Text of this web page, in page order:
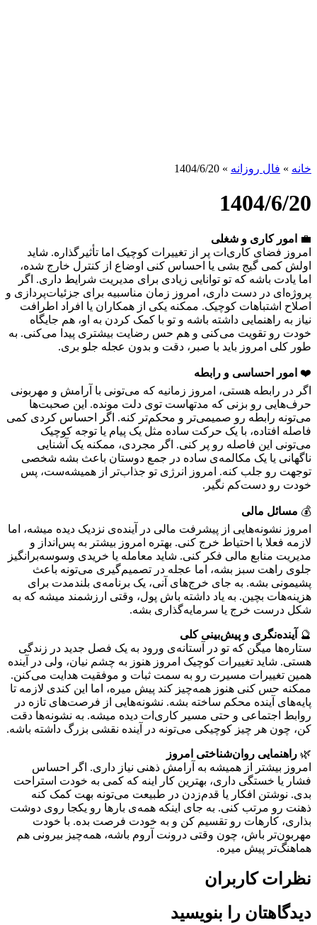
خانه » فال روزانه »
1404/6/20
1404/6/20
💼
امور کاری و شغلی
امروز فضای کاری‌ات پر از تغییرات کوچیک اما تأثیرگذاره. شاید
اولش کمی گیج بشی یا احساس کنی اوضاع از کنترل خارج شده،
اما یادت باشه که تو توانایی زیادی برای مدیریت شرایط داری. اگر
پروژه‌ای در دست داری، امروز زمان مناسبیه برای جزئیات‌پردازی و
اصلاح اشتباهات کوچیک. ممکنه یکی از همکاران یا افراد اطرافت
نیاز به راهنمایی داشته باشه و تو با کمک کردن به او، هم جایگاه
خودت رو تقویت می‌کنی و هم حس رضایت بیشتری پیدا می‌کنی. به
طور کلی امروز باید با صبر، دقت و بدون عجله جلو بری.
❤️ امور احساسی و رابطه
اگر در رابطه هستی، امروز زمانیه که می‌تونی با آرامش و مهربونی
حرف‌هایی رو بزنی که مدتهاست توی دلت مونده. این صحبت‌ها
می‌تونه رابطه رو صمیمی‌تر و محکم‌تر کنه. اگر احساس کردی کمی
فاصله افتاده، با یک حرکت ساده مثل یک پیام یا توجه کوچیک
می‌تونی این فاصله رو پر کنی. اگر مجردی، ممکنه یک آشنایی
ناگهانی یا یک مکالمه‌ی ساده در جمع دوستان باعث بشه شخصی
توجهت رو جلب کنه. امروز انرژی تو جذاب‌تر از همیشه‌ست، پس
خودت رو دست‌کم نگیر.
💰 مسائل مالی
امروز نشونه‌هایی از پیشرفت مالی در آینده‌ی نزدیک دیده میشه، اما
لازمه فعلا با احتیاط خرج کنی. بهتره امروز بیشتر به پس‌انداز و
مدیریت منابع مالی فکر کنی. شاید معامله یا خریدی وسوسه‌برانگیز
جلوی راهت سبز بشه، اما عجله در تصمیم‌گیری می‌تونه باعث
پشیمونی بشه. به جای خرج‌های آنی، یک برنامه‌ی بلندمدت برای
هزینه‌هات بچین. به یاد داشته باش پول، وقتی ارزشمند میشه که به
شکل درست خرج یا سرمایه‌گذاری بشه.
🔮 آینده‌نگری و پیش‌بینی کلی
ستاره‌ها میگن که تو در آستانه‌ی ورود به یک فصل جدید در زندگی
هستی. شاید تغییرات کوچیک امروز هنوز به چشم نیان، ولی در آینده
همین تغییرات مسیرت رو به سمت ثبات و موفقیت هدایت می‌کنن.
ممکنه حس کنی هنوز همه‌چیز کند پیش میره، اما این کندی لازمه تا
پایه‌های آینده محکم ساخته بشه. نشونه‌هایی از فرصت‌های تازه در
روابط اجتماعی و حتی مسیر کاری‌ات دیده میشه. به نشونه‌ها دقت
کن، چون هر چیز کوچیکی می‌تونه در آینده نقشی بزرگ داشته باشه.
🌿 راهنمایی روان‌شناختی امروز
امروز بیشتر از همیشه به آرامش ذهنی نیاز داری. اگر احساس
فشار یا خستگی داری، بهترین کار اینه که کمی به خودت استراحت
بدی. نوشتن افکار یا قدم‌زدن در طبیعت می‌تونه بهت کمک کنه
ذهنت رو مرتب کنی. به جای اینکه همه‌ی بارها رو یکجا روی دوشت
بذاری، کارهات رو تقسیم کن و به خودت فرصت بده. با خودت
مهربون‌تر باش، چون وقتی درونت آروم باشه، همه‌چیز بیرونی هم
هماهنگ‌تر پیش میره.
نظرات کاربران
دیدگاهتان را بنویسید